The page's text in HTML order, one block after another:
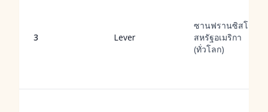
3 Lever
ซานฟรานซิสโก,
สหรัฐอเมริกา
(ทั่วโลก)